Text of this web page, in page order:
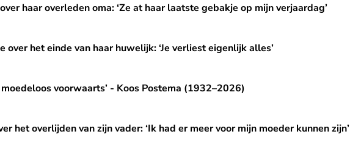
oma: ‘Ze at haar laatste gebakje op mijn verjaardag’
haar overleden oma: ‘Ze at haar laatste gebakje op mijn verjaardag’
van haar huwelijk: ‘Je verliest eigenlijk alles’
over het einde van haar huwelijk: ‘Je verliest eigenlijk alles’
- Koos Postema (1932–2026)
voorwaarts’ - Koos Postema (1932–2026)
van zijn vader: ‘Ik had er meer voor mijn moeder kunnen zijn’
het overlijden van zijn vader: ‘Ik had er meer voor mijn moeder kunnen zijn’